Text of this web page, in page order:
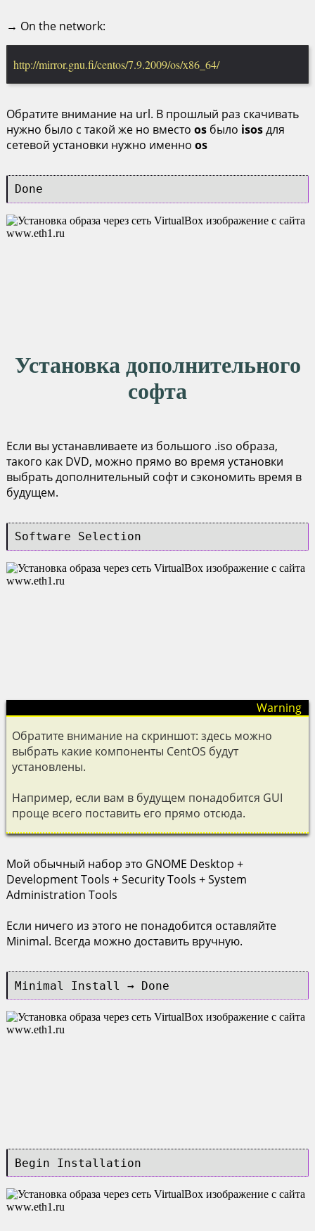
→ On the network:
http://mirror.gnu.fi/centos/7.9.2009/os/x86_64/
Обратите внимание на url. В прошлый раз скачивать
нужно было с такой же но вместо osбыло isosдля
сетевой установки нужно именно os
Done
Установка дополнительного
софта
Если вы устанавливаете из большого .iso образа,
такого как DVD, можно прямо во время установки
выбрать дополнительный софт и сэкономить время в
будущем.
Software Selection
Обратите внимание на скриншот: здесь можно
выбрать какие компоненты CentOS будут
установлены.
Например, если вам в будущем понадобится GUI
проще всего поставить его прямо отсюда.
Мой обычный набор это GNOME Desktop +
Development Tools + Security Tools + System
Administration Tools
Если ничего из этого не понадобится оставляйте
Minimal. Всегда можно доставить вручную.
Minimal Install → Done
Begin Installation